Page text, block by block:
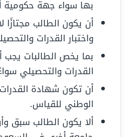
بها سواء جهة حكومية
أن يكون الطالب مجتازًا
واختبار القدرات
بما يخص الطالبات يجب
القدرات والتحصيلي
أن تكون شهادة
الوطني للقياس.
ألا يكون الطالب سبق